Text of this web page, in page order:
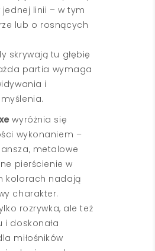
linii – w tym
lub o rosnących
skrywają tu głębię
partia wymaga
i
wyróżnia się
wykonaniem –
metalowe
pierścienie w
kolorach nadają
charakter.
rozrywka, ale też
i doskonała
miłośników